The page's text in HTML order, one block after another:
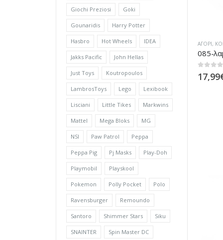
ΑΓΌΡΙ,
085-
0out of
17,99
Giochi Preziosi Goki
Gounaridis Harry Potter
Hasbro Hot Wheels IDEA
Jakks Pacific John Hellas
Just Toys Koutropoulos
LambrosToys Lego Lexibook
Lisciani Little Tikes Markwins
Mattel Mega Bloks MG
NSI Paw Patrol Peppa
Peppa Pig Pj Masks Play-Doh
Playmobil Playskool
Pokemon Polly Pocket Polo
Ravensburger Remoundo
Santoro Shimmer Stars Siku
SNAINTER Spin Master DC